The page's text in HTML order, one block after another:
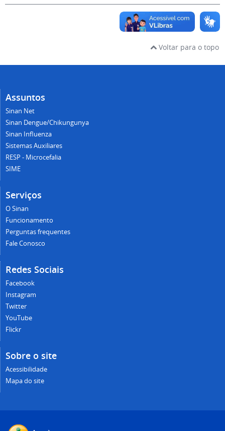
Voltar para o topo
Assuntos
Sinan Net
Sinan Dengue/Chikungunya
Sinan Influenza
Sistemas Auxiliares
RESP - Microcefalia
SIME
Serviços
O Sinan
Funcionamento
Perguntas frequentes
Fale Conosco
Redes Sociais
Facebook
Instagram
Twitter
YouTube
Flickr
Sobre o site
Acessibilidade
Mapa do site